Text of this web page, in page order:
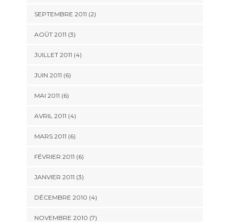
SEPTEMBRE 2011 (2)
AOÛT 2011 (3)
JUILLET 2011 (4)
JUIN 2011 (6)
MAI 2011 (6)
AVRIL 2011 (4)
MARS 2011 (6)
FÉVRIER 2011 (6)
JANVIER 2011 (3)
DÉCEMBRE 2010 (4)
NOVEMBRE 2010 (7)